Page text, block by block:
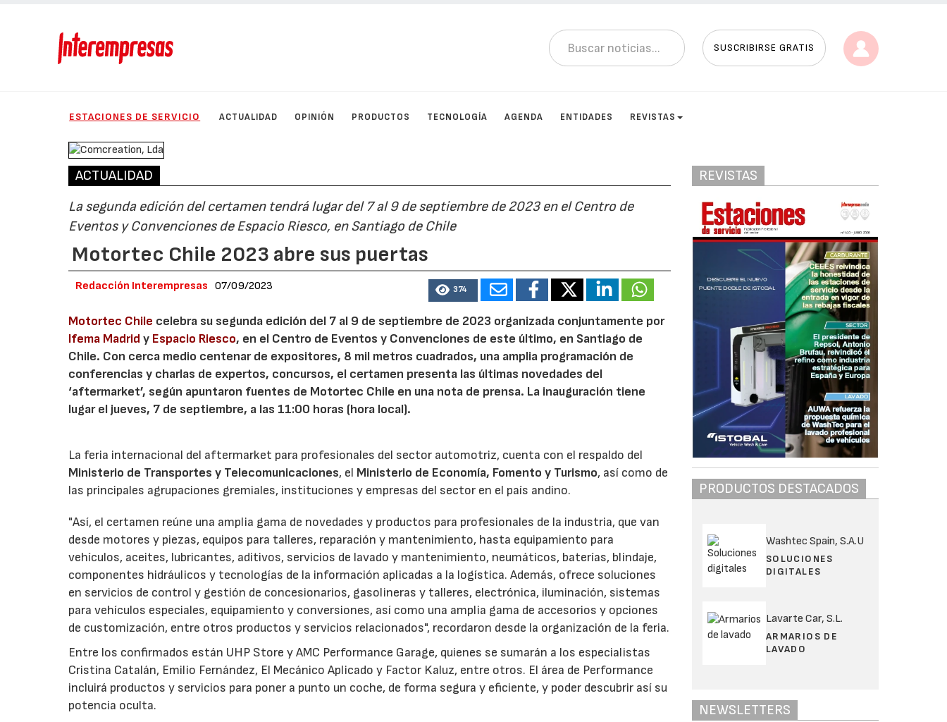
SUSCRIBIRSE GRATIS
ESTACIONES DE SERVICIO ACTUALIDAD OPINIÓN PRODUCTOS TECNOLOGÍA AGENDA ENTIDADES REVISTAS
ACTUALIDAD
La segunda edición del certamen tendrá lugar del 7 al 9 de septiembre de 2023 en el Centro de
Eventos y Convenciones de Espacio Riesco, en Santiago de Chile
Motortec Chile 2023 abre sus puertas
Redacción Interempresas 07/09/2023 374
Motortec Chile celebra su segunda edición del 7 al 9 de septiembre de 2023 organizada conjuntamente por
Ifema Madrid y Espacio Riesco, en el Centro de Eventos y Convenciones de este último, en Santiago de
Chile. Con cerca medio centenar de expositores, 8 mil metros cuadrados, una amplia programación de
conferencias y charlas de expertos, concursos, el certamen presenta las últimas novedades del
‘aftermarket’, según apuntaron fuentes de Motortec Chile en una nota de prensa. La inauguración tiene
lugar el jueves, 7 de septiembre, a las 11:00 horas (hora local).
La feria internacional del aftermarket para profesionales del sector automotriz, cuenta con el respaldo del
Ministerio de Transportes y Telecomunicaciones, el Ministerio de Economía, Fomento y Turismo, así como de
las principales agrupaciones gremiales, instituciones y empresas del sector en el país andino.
"Así, el certamen reúne una amplia gama de novedades y productos para profesionales de la industria, que van
desde motores y piezas, equipos para talleres, reparación y mantenimiento, hasta equipamiento para
vehículos, aceites, lubricantes, aditivos, servicios de lavado y mantenimiento, neumáticos, baterías, blindaje,
componentes hidráulicos y tecnologías de la información aplicadas a la logística. Además, ofrece soluciones
en servicios de control y gestión de concesionarios, gasolineras y talleres, electrónica, iluminación, sistemas
para vehículos especiales, equipamiento y conversiones, así como una amplia gama de accesorios y opciones
de customización, entre otros productos y servicios relacionados", recordaron desde la organización de la feria.
Entre los confirmados están UHP Store y AMC Performance Garage, quienes se sumarán a los especialistas
Cristina Catalán, Emilio Fernández, El Mecánico Aplicado y Factor Kaluz, entre otros. El área de Performance
incluirá productos y servicios para poner a punto un coche, de forma segura y eficiente, y poder descubrir así su
potencia oculta.
REVISTAS
PRODUCTOS DESTACADOS
Washtec Spain, S.A.U
SOLUCIONES
DIGITALES
Lavarte Car, S.L.
ARMARIOS DE
LAVADO
NEWSLETTERS